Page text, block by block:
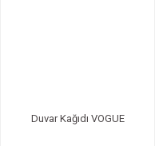
Duvar Kağıdı VOGUE